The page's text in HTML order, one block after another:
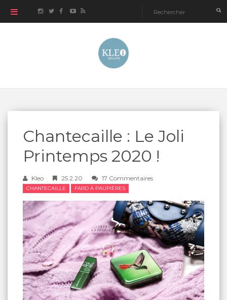
Chantecaille : Le Joli
Printemps 2020 !
Kleo 25.2.20 17 Commentaires
CHANTECAILLE FARD À PAUPIÈRES